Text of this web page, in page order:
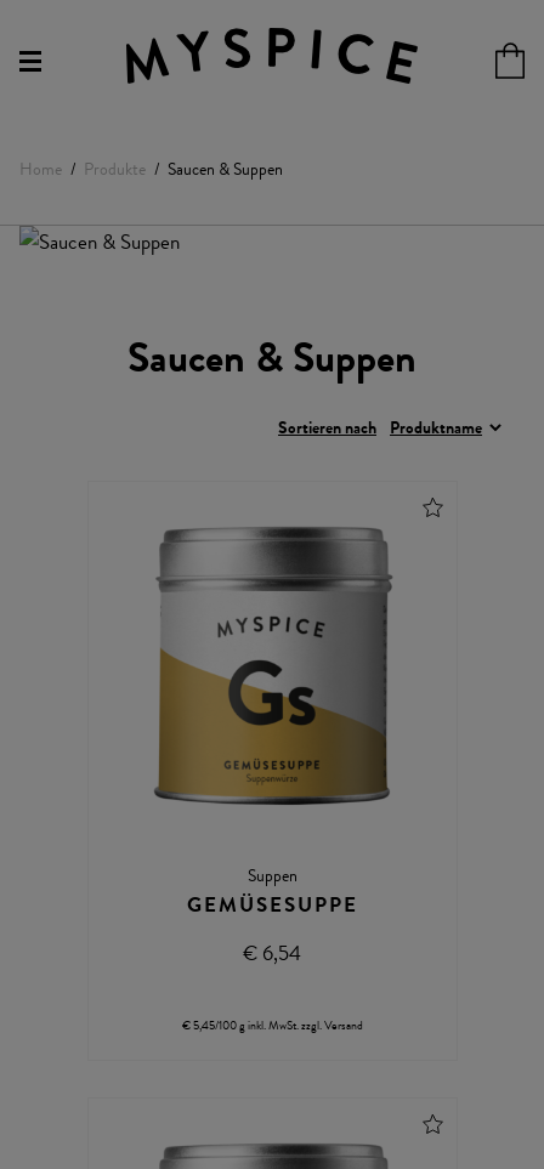
Home Produkte Saucen & Suppen
Saucen & Suppen
Sortieren nach
Suppen
GEMÜSESUPPE
€ 6,54
€ 5,45/100 g inkl. MwSt.zzgl.Versand